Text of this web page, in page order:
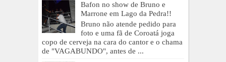
Bafon no show de Bruno e
Marrone em Lago da Pedra!!
Bruno não atende pedido para
foto e uma fã de Coroatá joga
copo de cerveja na cara do cantor e o chama
de "VAGABUNDO", antes de ...